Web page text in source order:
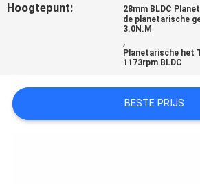
SITEMAP
Hoogtepunt: 28mm BLDC
de planetarische
3.0N.M
,
Planetarische het
1173rpm BLDC
BESTE PRIJS